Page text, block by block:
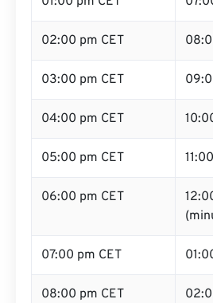
02:00 pm CET
03:00 pm CET
04:00 pm CET
05:00 pm CET
06:00 pm CET
07:00 pm CET
08:00 pm CET